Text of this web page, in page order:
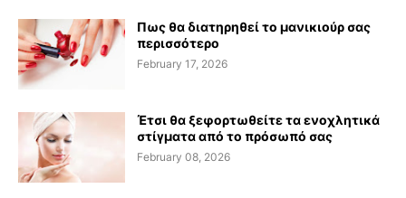
Πως θα διατηρηθεί το μανικιούρ σας
περισσότερο
February 17, 2026
Έτσι θα ξεφορτωθείτε τα ενοχλητικά
στίγματα από το πρόσωπό σας
February 08, 2026